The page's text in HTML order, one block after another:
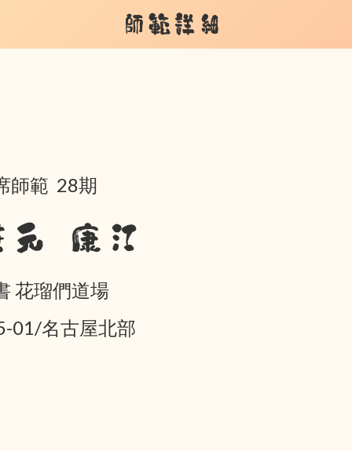
師範詳細
師範 28期
元 康江
花瑠們道場
01/名古屋北部